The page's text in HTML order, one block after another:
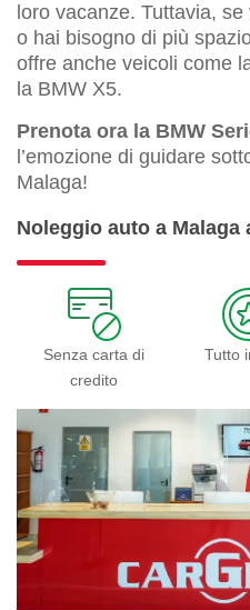
loro vacanze. Tuttavia,
o hai bisogno di più
offre anche veicoli come
la BMW X5.
Prenota ora la BMW
l’emozione di guidare
Malaga!
Noleggio auto a Malaga
Senza carta di
credito
Tutto